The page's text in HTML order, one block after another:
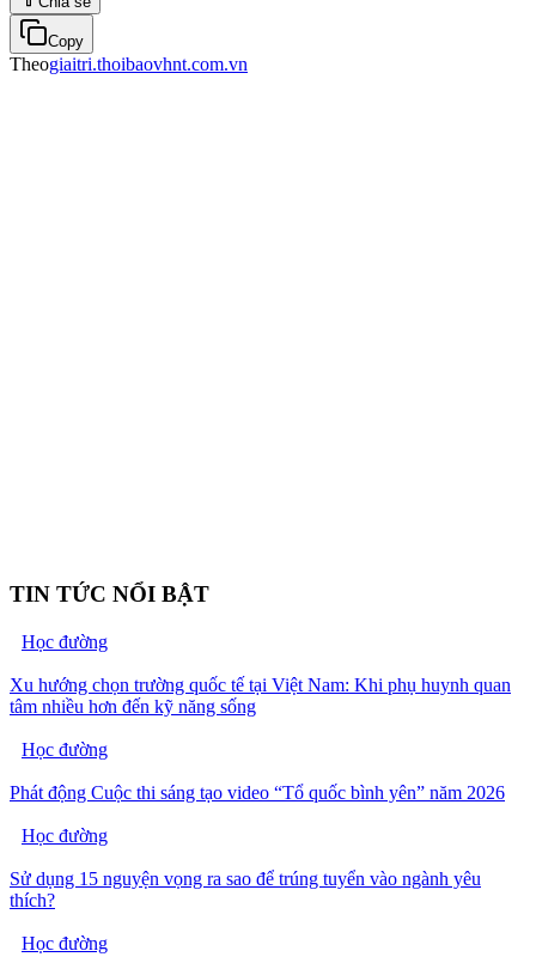
Copy
Theogiaitri.thoibaovhnt.com.vn
TIN TỨC NỔI BẬT
Học đường
Xu hướng chọn trường quốc tế tại Việt Nam: Khi phụ huynh quan
tâm nhiều hơn đến kỹ năng sống
Học đường
Phát động Cuộc thi sáng tạo video “Tổ quốc bình yên” năm 2026
Học đường
Sử dụng 15 nguyện vọng ra sao để trúng tuyển vào ngành yêu
thích?
Học đường